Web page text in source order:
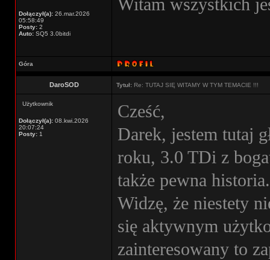
Dołączył(a): 26.mar.2026
05:58:49
Posty: 2
Auto: SQ5 3.0bitdi
Witam wszystkich
Góra
DaroSOD Tytuł: Re: TUTAJ SIĘ WITAMY W TYM TEMACIE !!!
Użytkownik
Dołączył(a): 08.kwi.2026
20:07:24
Posty: 1
Cześć,
Darek, jestem tutaj
roku, 3.0 TDi z
także pewna historia.
Widzę, że niestety
się aktywnym
zainteresowany to